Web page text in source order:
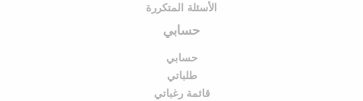
الأسئلة المتكررة
حسابي
حسابي
طلباتي
قائمة رغباتي